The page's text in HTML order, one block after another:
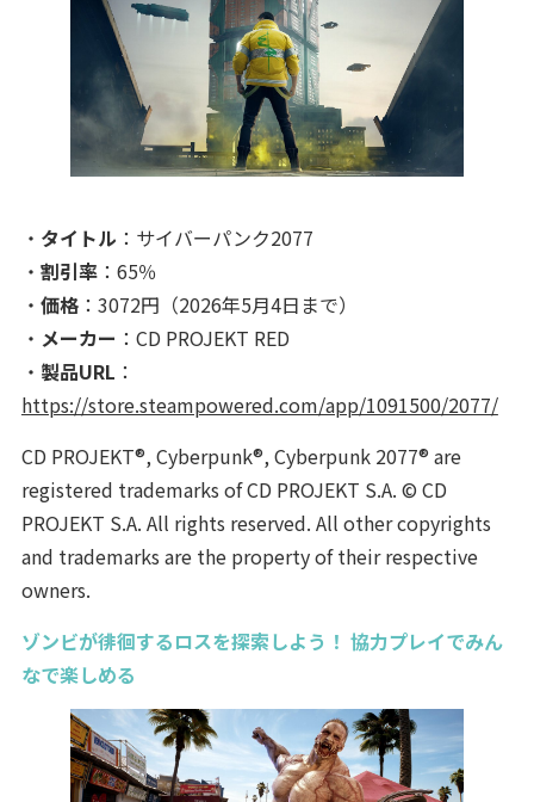
・ タイトル ：サイバーパンク2077
・ 割引率：65％
・ 価格：3072円（2026年5月4日まで）
・ メーカー ：CD PROJEKT RED
・ 製品URL ：
https://store.steampowered.com/app/1091500/2077/
CD PROJEKT®, Cyberpunk®, Cyberpunk 2077® are
registered trademarks of CD PROJEKT S.A. © CD
PROJEKT S.A. All rights reserved. All other copyrights
and trademarks are the property of their respective
owners.
ゾンビが徘徊するロスを探索しよう！ 協力プレイでみん
なで楽しめる